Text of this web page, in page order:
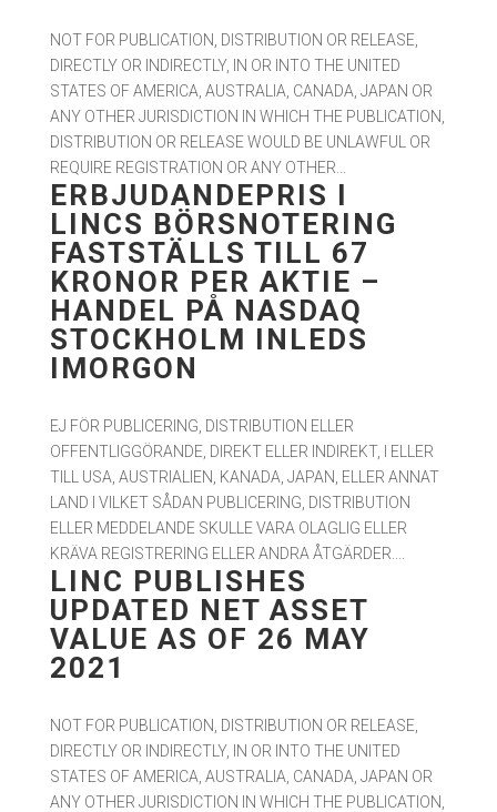
NOT FOR PUBLICATION, DISTRIBUTION OR RELEASE,
DIRECTLY OR INDIRECTLY, IN OR INTO THE UNITED
STATES OF AMERICA, AUSTRALIA, CANADA, JAPAN OR
ANY OTHER JURISDICTION IN WHICH THE PUBLICATION,
DISTRIBUTION OR RELEASE WOULD BE UNLAWFUL OR
REQUIRE REGISTRATION OR ANY OTHER...
ERBJUDANDEPRIS I
LINCS BÖRSNOTERING
FASTSTÄLLS TILL 67
KRONOR PER AKTIE –
HANDEL PÅ NASDAQ
STOCKHOLM INLEDS
IMORGON
EJ FÖR PUBLICERING, DISTRIBUTION ELLER
OFFENTLIGGÖRANDE, DIREKT ELLER INDIREKT, I ELLER
TILL USA, AUSTRIALIEN, KANADA, JAPAN, ELLER ANNAT
LAND I VILKET SÅDAN PUBLICERING, DISTRIBUTION
ELLER MEDDELANDE SKULLE VARA OLAGLIG ELLER
KRÄVA REGISTRERING ELLER ANDRA ÅTGÄRDER....
LINC PUBLISHES
UPDATED NET ASSET
VALUE AS OF 26 MAY
2021
NOT FOR PUBLICATION, DISTRIBUTION OR RELEASE,
DIRECTLY OR INDIRECTLY, IN OR INTO THE UNITED
STATES OF AMERICA, AUSTRALIA, CANADA, JAPAN OR
ANY OTHER JURISDICTION IN WHICH THE PUBLICATION,